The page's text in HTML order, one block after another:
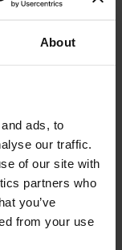
About
ads, to
our traffic.
of our site with
partners who
you’ve
from your use
voimakas
yleinen
Näinpä
Rahikkala